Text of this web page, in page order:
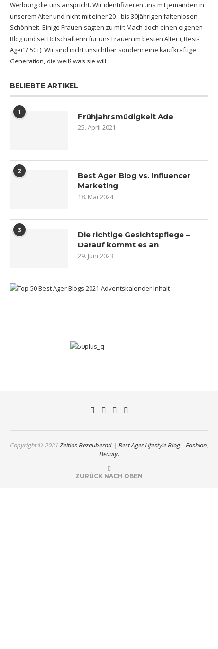
Werbung die uns anspricht. Wir identifizieren uns mit jemanden in
unserem Alter und nicht mit einer 20 - bis 30jährigen faltenlosen
Schönheit. Einige Frauen sagten zu mir: Mach doch einen eigenen
Blog und sei Botschafterin für uns Frauen im besten Alter („Best-
Ager“/ 50+). Wir sind nicht unsichtbar sondern eine kaufkräftige
Generation, die weiß was sie will.
BELIEBTE ARTIKEL
1 Frühjahrsmüdigkeit Ade
25. April 2021
2
Best Ager Blog vs. Influencer
Marketing
18. Mai 2024
3
Die richtige Gesichtspflege –
Darauf kommt es an
29. Juni 2023
Copyright © 2021 Zeitlos Bezaubernd | Best Ager Lifestyle Blog – Fashion,
Beauty.
ZURÜCK NACH OBEN